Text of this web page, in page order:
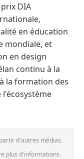
DIA
en éducation
mondiale, et
en design
continu à la
la formation des
d'autres médias.
plus d'informations.